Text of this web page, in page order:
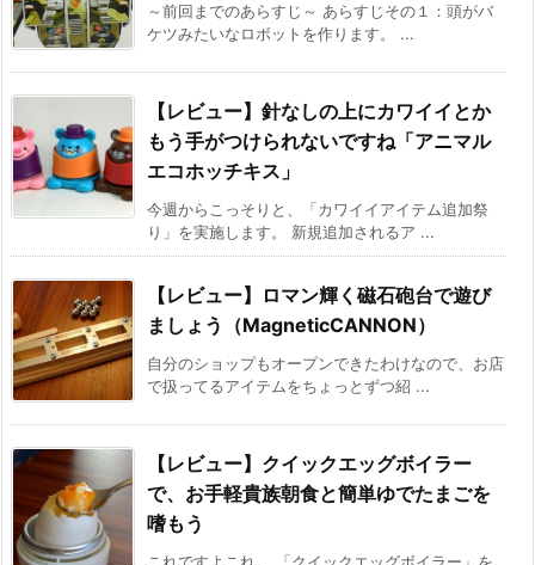
～前回までのあらすじ～ あらすじその１：頭がバ
ケツみたいなロボットを作ります。 ...
【レビュー】針なしの上にカワイイとか
もう手がつけられないですね「アニマル
エコホッチキス」
今週からこっそりと、「カワイイアイテム追加祭
り」を実施します。 新規追加されるア ...
【レビュー】ロマン輝く磁石砲台で遊び
ましょう（MagneticCANNON）
自分のショップもオープンできたわけなので、お店
で扱ってるアイテムをちょっとずつ紹 ...
【レビュー】クイックエッグボイラー
で、お手軽貴族朝食と簡単ゆでたまごを
嗜もう